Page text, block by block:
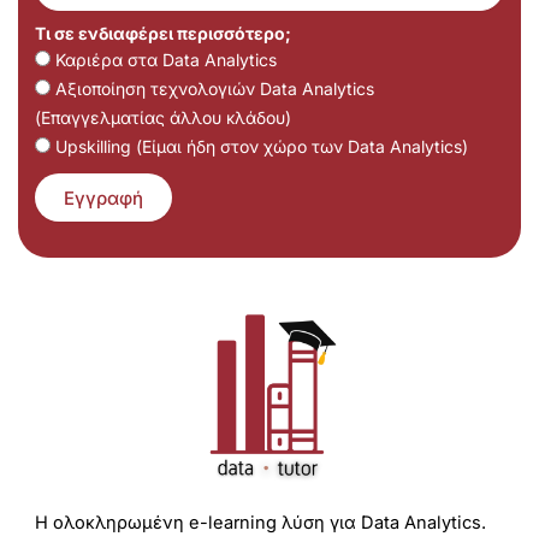
Τι σε ενδιαφέρει περισσότερο;
Καριέρα στα Data Analytics
Αξιοποίηση τεχνολογιών Data Analytics
(Επαγγελματίας άλλου κλάδου)
Upskilling (Είμαι ήδη στον χώρο των Data Analytics)
Εγγραφή
Η ολοκληρωμένη e-learning λύση για Data Analytics.